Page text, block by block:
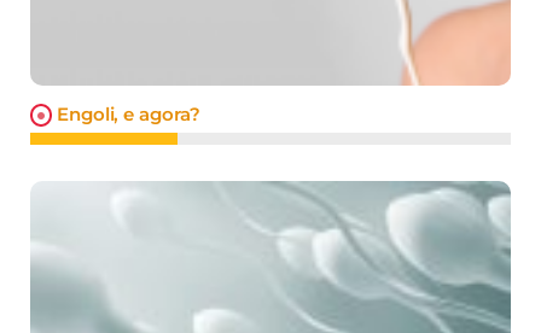
Engoli, e agora?